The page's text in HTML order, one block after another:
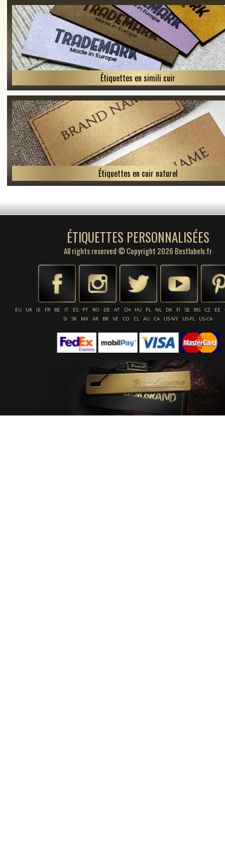
Étiquettes en simili cuir
Étiquettes en cuir naturel
ÉTIQUETTES PERSONNALISÉES
All rights reserved © Copyright 2026 Bestlabels.fr
EU UK IE FR BE IT ES PT RO DE AT CH HU PL NL DK FI SE BG CZ EE
SI
SK MX AR BR VE CO CL AU CA US-NY US-FL US-CA